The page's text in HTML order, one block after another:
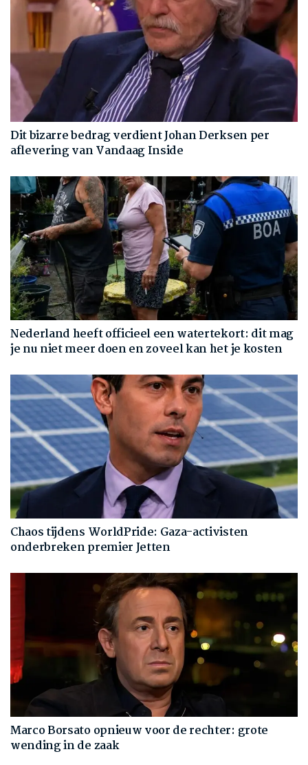
Dit bizarre bedrag verdient Johan Derksen per
aflevering van Vandaag Inside
Nederland heeft officieel een watertekort: dit mag
je nu niet meer doen en zoveel kan het je kosten
Chaos tijdens WorldPride: Gaza-activisten
onderbreken premier Jetten
Marco Borsato opnieuw voor de rechter: grote
wending in de zaak